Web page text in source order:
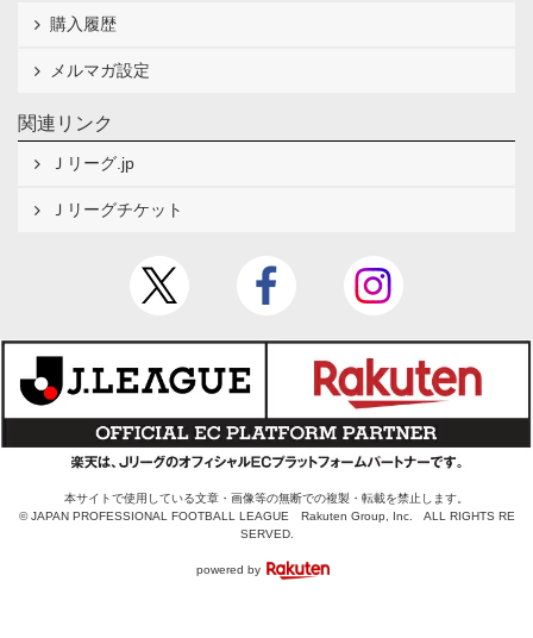
購入履歴
メルマガ設定
関連リンク
Ｊリーグ.jp
Ｊリーグチケット
本サイトで使用している文章・画像等の無断での複製・転載を禁止します。
© JAPAN PROFESSIONAL FOOTBALL LEAGUE Rakuten Group, Inc. ALL RIGHTS RE
SERVED.
powered by